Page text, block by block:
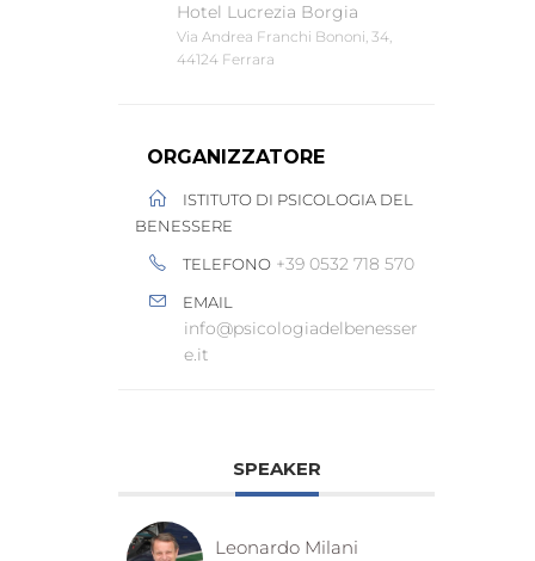
Hotel Lucrezia Borgia
Via Andrea Franchi Bononi, 34,
44124 Ferrara
ORGANIZZATORE
ISTITUTO DI PSICOLOGIA DEL
BENESSERE
TELEFONO +39 0532 718 570
EMAIL
info@psicologiadelbenesser
e.it
SPEAKER
Leonardo Milani